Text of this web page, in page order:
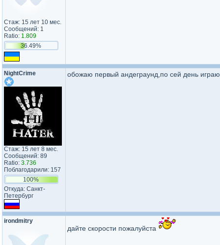
Стаж: 15 лет 10 мес.
Сообщений: 1
Ratio: 1.809
36.49%
NightCrime
Стаж: 15 лет 8 мес.
Сообщений: 89
Ratio: 3.736
Поблагодарили: 157
100%
Откуда: Санкт-
Петербург
обожаю первый андеграунд,по сей день
irondmitry
дайте скорости пожалуйста